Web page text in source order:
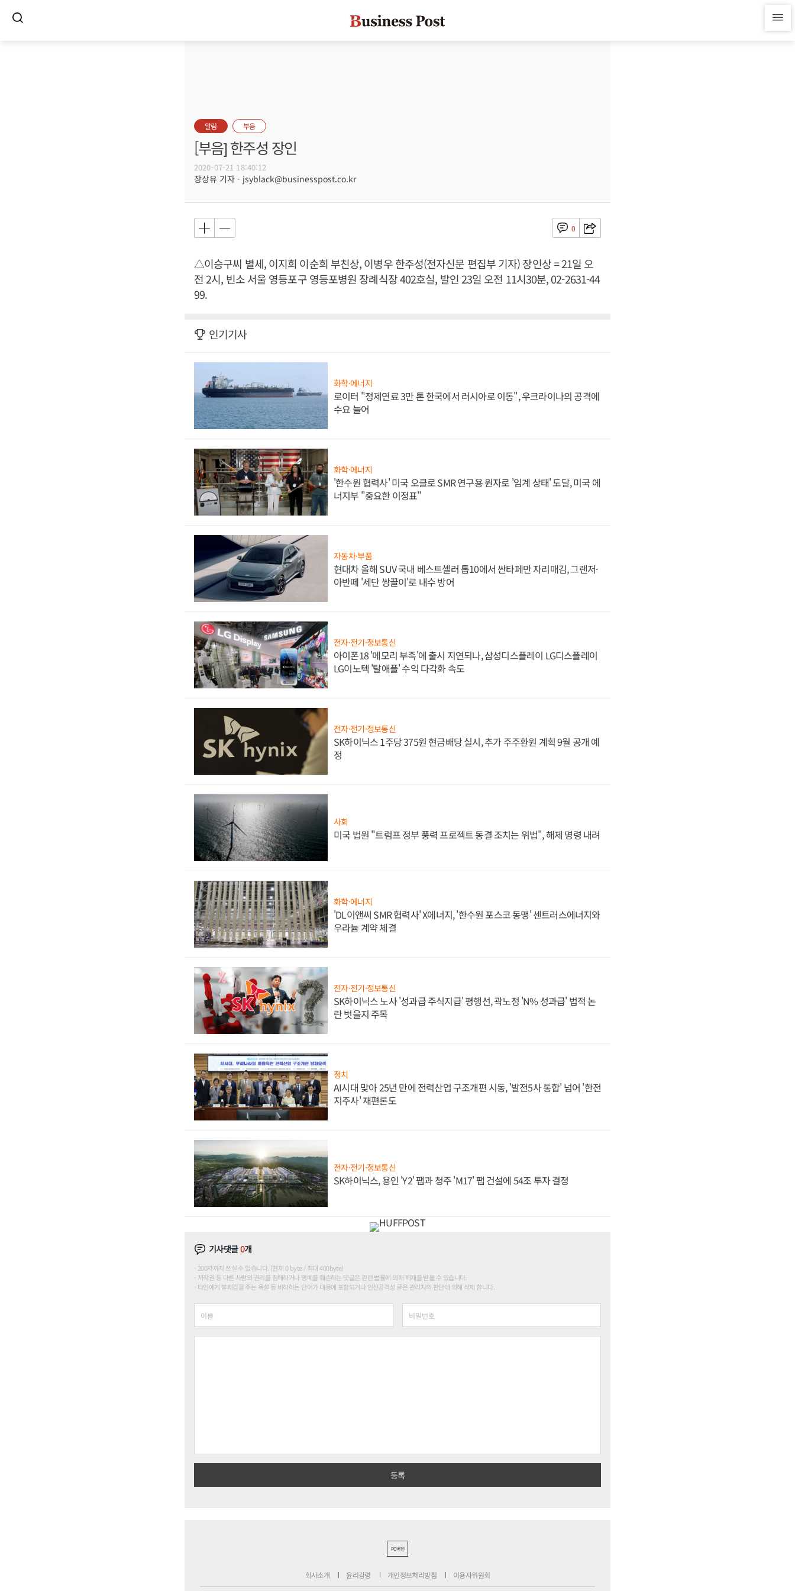
알림 부음
[부음] 한주성 장인
2020-07-21 18:40:12
장상유 기자 - jsyblack@businesspost.co.kr
0
△이승구씨 별세, 이지희 이순희 부친상, 이병우 한주성(전자신문 편집부 기자) 장인상 = 21일 오
전 2시, 빈소 서울 영등포구 영등포병원 장례식장 402호실, 발인 23일 오전 11시30분, 02-2631-44
99.
인기기사
화학·에너지
로이터 "정제연료 3만 톤 한국에서 러시아로 이동", 우크라이나의 공격에
수요 늘어
화학·에너지
'한수원 협력사' 미국 오클로 SMR 연구용 원자로 '임계 상태' 도달, 미국 에
너지부 "중요한 이정표"
자동차·부품
현대차 올해 SUV 국내 베스트셀러 톱10에서 싼타페만 자리매김, 그랜저·
아반떼 '세단 쌍끌이'로 내수 방어
전자·전기·정보통신
아이폰18 '메모리 부족'에 출시 지연되나, 삼성디스플레이 LG디스플레이
LG이노텍 '탈애플' 수익 다각화 속도
전자·전기·정보통신
SK하이닉스 1주당 375원 현금배당 실시, 추가 주주환원 계획 9월 공개 예
정
사회
미국 법원 "트럼프 정부 풍력 프로젝트 동결 조치는 위법", 해제 명령 내려
화학·에너지
'DL이앤씨 SMR 협력사' X에너지, '한수원 포스코 동맹' 센트러스에너지와
우라늄 계약 체결
전자·전기·정보통신
SK하이닉스 노사 '성과급 주식지급' 평행선, 곽노정 'N% 성과급' 법적 논
란 벗을지 주목
정치
AI시대 맞아 25년 만에 전력산업 구조개편 시동, '발전5사 통합' 넘어 '한전
지주사' 재편론도
전자·전기·정보통신
SK하이닉스, 용인 'Y2' 팹과 청주 'M17' 팹 건설에 54조 투자 결정
기사댓글0개
200자까지 쓰실 수 있습니다. (현재 0 byte / 최대 400byte)
저작권 등 다른 사람의 권리를 침해하거나 명예를 훼손하는 댓글은 관련 법률에 의해 제재를 받을 수 있습니다.
타인에게 불쾌감을 주는 욕설 등 비하하는 단어가 내용에 포함되거나 인신공격성 글은 관리자의 판단에 의해 삭제 합니다.
PC버전
회사소개 윤리강령 개인정보처리방침 이용자위원회